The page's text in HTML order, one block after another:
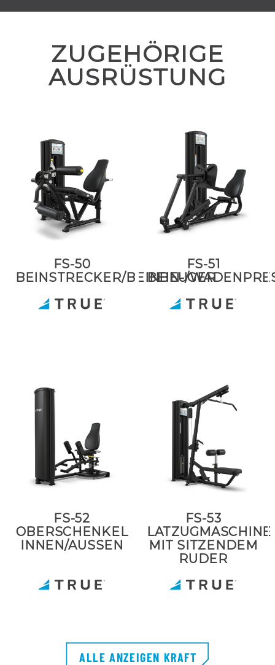
ZUGEHÖRIGE
AUSRÜSTUNG
FS-50
BEINSTRECKER/BEINBEUGER
FS-51
BEIN-/
FS-52
OBERSCHENKEL
INNEN/AUSSEN
FS-53
LATZUGMASCHINE
MIT SITZENDEM
RUDER
ALLE ANZEIGEN KRAFT